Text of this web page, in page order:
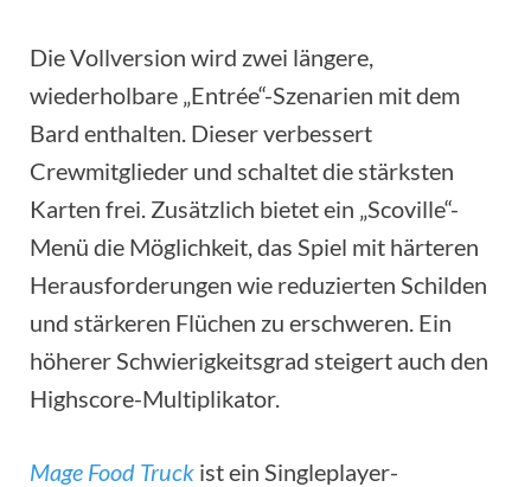
Die Vollversion wird zwei längere,
wiederholbare „Entrée“-Szenarien mit dem
Bard enthalten. Dieser verbessert
Crewmitglieder und schaltet die stärksten
Karten frei. Zusätzlich bietet ein „Scoville“-
Menü die Möglichkeit, das Spiel mit härteren
Herausforderungen wie reduzierten Schilden
und stärkeren Flüchen zu erschweren. Ein
höherer Schwierigkeitsgrad steigert auch den
Highscore-Multiplikator.
Mage Food Truck ist ein Singleplayer-